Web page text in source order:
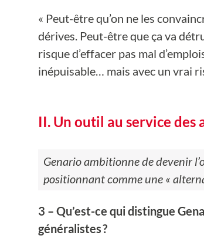
« Peut-être qu’on ne les
dérives. Peut-être que ça va
risque d’effacer pas mal
inépuisable… mais avec un vrai
II. Un outil au service des
Genario ambitionne de devenir
positionnant comme une «
3 – Qu’est-ce qui distingue
généralistes ?